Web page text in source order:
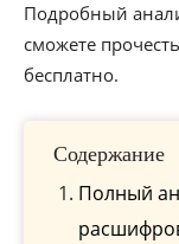
Подробный
сможете
бесплатно.
Содержание
Полный